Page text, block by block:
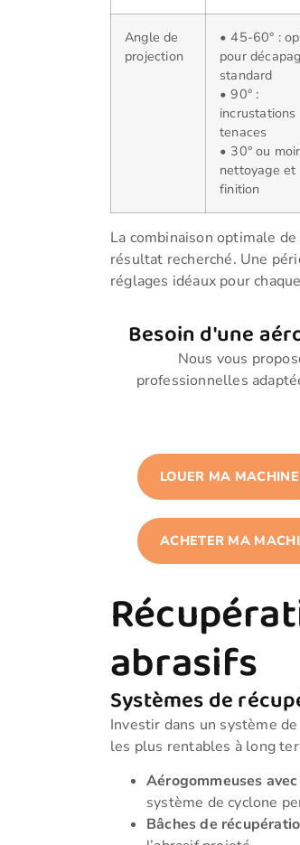
Angle de
projection
• 45-60° :
pour
standard
• 90° :
incrustations
tenaces
• 30° ou
nettoyage et
finition
La combinaison optimale
résultat recherché. Une
réglages idéaux pour
Besoin d'une
Nous vous
professionnelles
LOUER MA MACHINE
ACHETER MA
abrasifs
Systèmes de
Investir dans un système
les plus rentables à long
Aérogommeuses
système de cyclone
Bâches de